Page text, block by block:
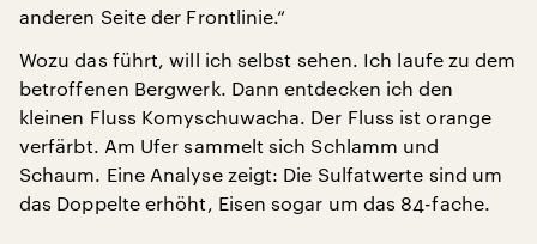
anderen Seite der Frontlinie.“
Wozu das führt, will ich selbst sehen. Ich laufe zu dem
betroffenen Bergwerk. Dann entdecken ich den
kleinen Fluss Komyschuwacha. Der Fluss ist orange
verfärbt. Am Ufer sammelt sich Schlamm und
Schaum. Eine Analyse zeigt: Die Sulfatwerte sind um
das Doppelte erhöht, Eisen sogar um das 84-fache.